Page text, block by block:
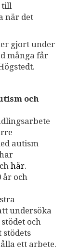
till
när det
gjort under
många får
och
autism
här.
år och
undersöka
och
stödets
ett arbete.